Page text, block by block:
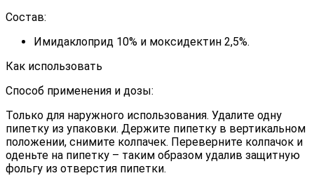
Состав:
Имидаклоприд 10% и моксидектин 2,5%.
Как использовать
Способ применения и дозы:
Только для наружного использования. Удалите одну
пипетку из упаковки. Держите пипетку в вертикальном
положении, снимите колпачек. Переверните колпачок и
оденьте на пипетку – таким образом удалив защитную
фольгу из отверстия пипетки.